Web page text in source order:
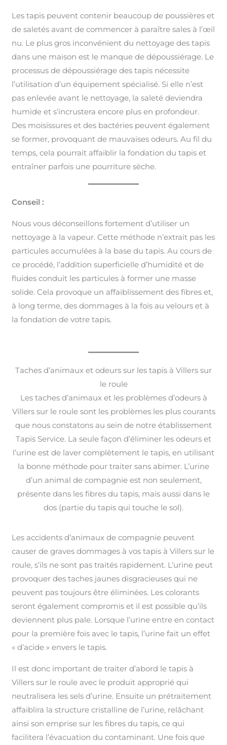
Les tapis peuvent contenir beaucoup de poussières et
de saletés avant de commencer à paraître sales à l’œil
nu. Le plus gros inconvénient du nettoyage des tapis
dans une maison est le manque de dépoussiérage. Le
processus de dépoussiérage des tapis nécessite
l’utilisation d’un équipement spécialisé. Si elle n’est
pas enlevée avant le nettoyage, la saleté deviendra
humide et s’incrustera encore plus en profondeur.
Des moisissures et des bactéries peuvent également
se former, provoquant de mauvaises odeurs. Au fil du
temps, cela pourrait affaiblir la fondation du tapis et
entraîner parfois une pourriture sèche.
Conseil :
Nous vous déconseillons fortement d’utiliser un
nettoyage à la vapeur. Cette méthode n’extrait pas les
particules accumulées à la base du tapis. Au cours de
ce procédé, l’addition superficielle d’humidité et de
fluides conduit les particules à former une masse
solide. Cela provoque un affaiblissement des fibres et,
à long terme, des dommages à la fois au velours et à
la fondation de votre tapis.
Taches d’animaux et odeurs sur les tapis à Villers sur
le roule
Les taches d’animaux et les problèmes d’odeurs à
Villers sur le roule sont les problèmes les plus courants
que nous constatons au sein de notre établissement
Tapis Service. La seule façon d’éliminer les odeurs et
l’urine est de laver complètement le tapis, en utilisant
la bonne méthode pour traiter sans abimer. L’urine
d’un animal de compagnie est non seulement,
présente dans les fibres du tapis, mais aussi dans le
dos (partie du tapis qui touche le sol).
Les accidents d’animaux de compagnie peuvent
causer de graves dommages à vos tapis à Villers sur le
roule, s’ils ne sont pas traités rapidement. L’urine peut
provoquer des taches jaunes disgracieuses qui ne
peuvent pas toujours être éliminées. Les colorants
seront également compromis et il est possible qu’ils
deviennent plus pale. Lorsque l’urine entre en contact
pour la première fois avec le tapis, l’urine fait un effet
« d’acide » envers le tapis.
Il est donc important de traiter d’abord le tapis à
Villers sur le roule avec le produit approprié qui
neutralisera les sels d’urine. Ensuite un prétraitement
affaiblira la structure cristalline de l’urine, relâchant
ainsi son emprise sur les fibres du tapis, ce qui
facilitera l’évacuation du contaminant. Une fois que